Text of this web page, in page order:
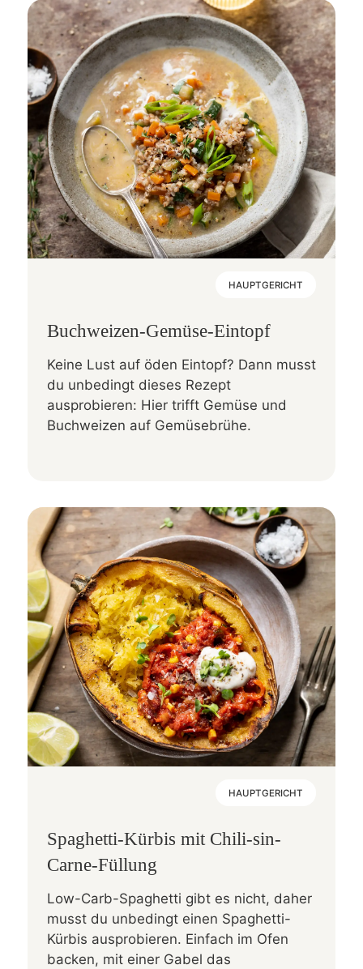
HAUPTGERICHT
Buchweizen-Gemüse-Eintopf
Keine Lust auf öden Eintopf? Dann musst
du unbedingt dieses Rezept
ausprobieren: Hier trifft Gemüse und
Buchweizen auf Gemüsebrühe.
HAUPTGERICHT
Spaghetti-Kürbis mit Chili-sin-
Carne-Füllung
Low-Carb-Spaghetti gibt es nicht, daher
musst du unbedingt einen Spaghetti-
Kürbis ausprobieren. Einfach im Ofen
backen, mit einer Gabel das